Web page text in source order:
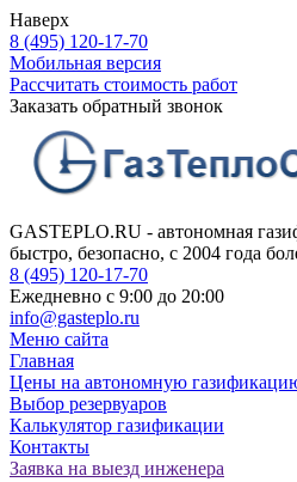
Наверх
8 (495) 120-17-70
Мобильная версия
Рассчитать стоимость работ
Заказать обратный звонок
GASTEPLO.RU - автономная
быстро, безопасно, с 2004 года
8 (495) 120-17-70
Ежедневно с 9:00 до 20:00
info@gasteplo.ru
Меню сайта
Главная
Цены на автономную
Выбор резервуаров
Калькулятор газификации
Контакты
Заявка на выезд инженера